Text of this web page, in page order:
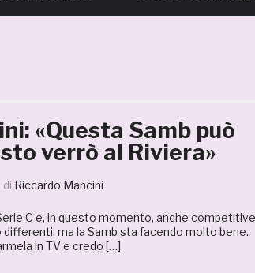
«Questa Samb può
verrò al Riviera»
di Riccardo Mancini
C e, in questo momento, anche
ma la Samb sta facendo molto bene.
in TV e credo […]